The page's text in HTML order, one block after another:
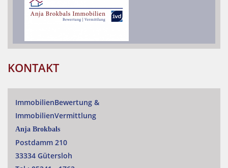
KONTAKT
ImmobilienBewertung &
ImmobilienVermittlung
Anja Brokbals
Postdamm 210
33334 Gütersloh